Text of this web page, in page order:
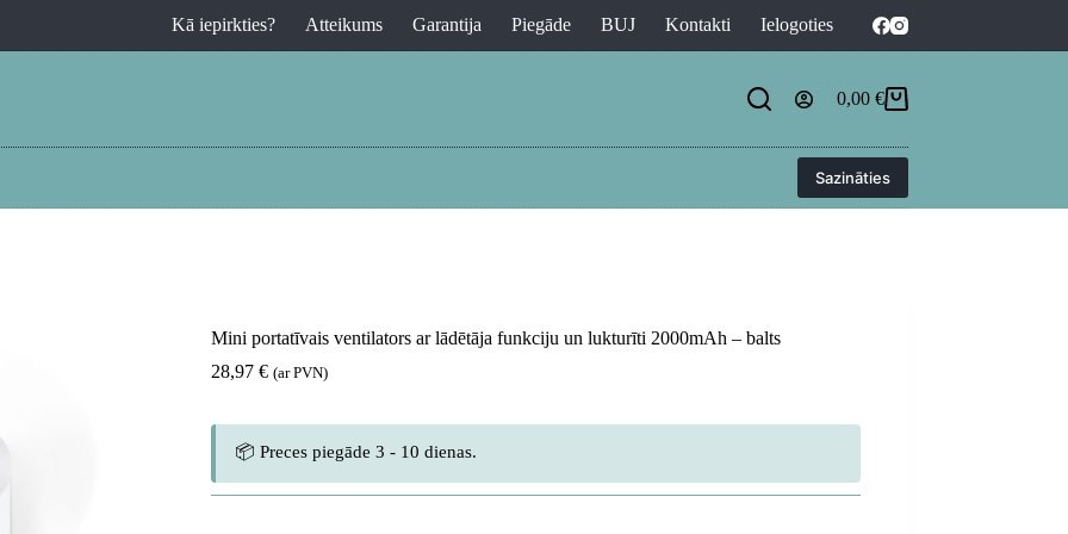
Kā iepirkties? Atteikums Garantija Piegāde BUJ Kontakti Ielogoties
Shopping
0,00 €
Sazināties
Mini portatīvais ventilators ar lādētāja funkciju un lukturīti 2000mAh – balts
28,97 € (ar PVN)
📦 Preces piegāde 3 - 10 dienas.